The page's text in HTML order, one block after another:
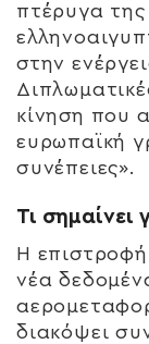
πτέρυγα
στην
κίνηση που
ευρωπαϊκή
συνέπειες».
Τι
Η επιστροφή
νέα
διακόψει